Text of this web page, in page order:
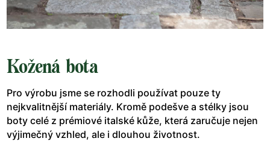
Kožená bota
Pro výrobu jsme se rozhodli používat pouze ty
nejkvalitnější materiály. Kromě podešve a stélky jsou
boty celé z prémiové italské kůže, která zaručuje nejen
výjimečný vzhled, ale i dlouhou životnost.